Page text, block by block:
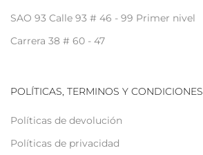
SAO 93 Calle 93 # 46 - 99 Primer nivel
Carrera 38 # 60 - 47
POLÍTICAS, TERMINOS Y CONDICIONES
Políticas de devolución
Políticas de privacidad